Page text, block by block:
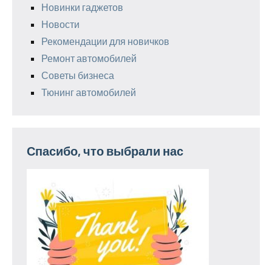
Новинки гаджетов
Новости
Рекомендации для новичков
Ремонт автомобилей
Советы бизнеса
Тюнинг автомобилей
Спасибо, что выбрали нас